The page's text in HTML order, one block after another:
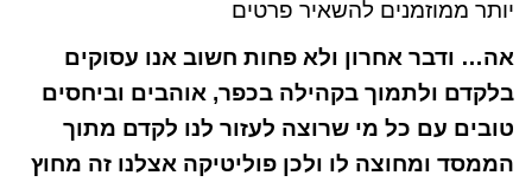
יותר ממוזמנים להשאיר פרטים
אה… ודבר אחרון ולא פחות חשוב אנו עסוקים
בלקדם ולתמוך בקהילה בכפר, אוהבים וביחסים
טובים עם כל מי שרוצה לעזור לנו לקדם מתוך
הממסד ומחוצה לו ולכן פוליטיקה אצלנו זה מחוץ